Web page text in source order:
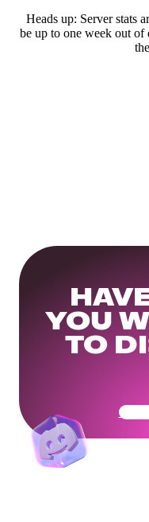
Heads up: Server stats
be up to one week out
YOU
TO
Get